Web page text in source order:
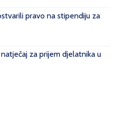
pravo na stipendiju za
za prijem djelatnika u